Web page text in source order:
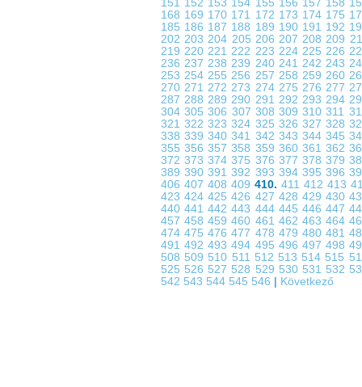
151 152 153 154 155 156 157 158
168 169 170 171 172 173 174 175
185 186 187 188 189 190 191 192
202203204 205 206 207208209
219220221222 223 224 225 226
236237238239 240 241 242 243
253254255256 257 258 259 260
270271272273 274 275 276 277
287288289290 291 292 293 294
304305306 307 308 309310311
321322323324 325 326 327 328
338339340341 342 343 344 345
355356357358 359 360 361 362
372373374375 376 377 378 379
389390391392 393 394 395 396
406 407 408 409 410. 411 412 413
423424425426 427 428 429 430
440441442443 444 445 446 447
457458459460 461 462 463 464
474475476477 478 479 480 481
491492493494 495 496 497 498
508 509 510 511 512 513 514 515
525 526 527 528 529 530 531 532
542 543 544 545 546 Következő